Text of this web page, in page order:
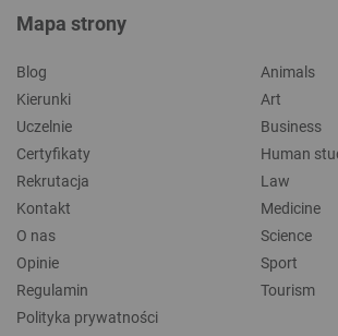
Mapa strony
Blog
Kierunki
Uczelnie
Certyfikaty
Rekrutacja
Kontakt
O nas
Opinie
Regulamin
Polityka prywatności
Animals
Art
Business
Human
Law
Medicine
Science
Sport
Tourism